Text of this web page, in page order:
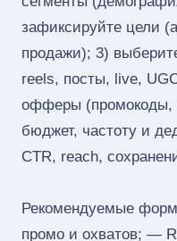
зафиксируйте цели
продажи); 3)
reels, посты, live,
офферы (промокоды,
бюджет, частоту и
CTR, reach,
Рекомендуемые
промо и охватов; —